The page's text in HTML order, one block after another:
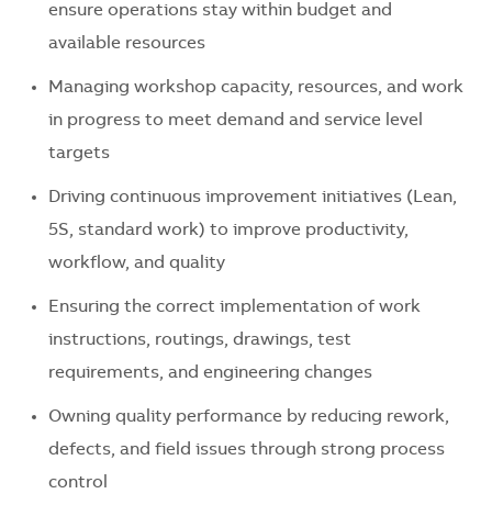
ensure operations stay within budget and
available resources
Managing workshop capacity, resources, and work
in progress to meet demand and service level
targets
Driving continuous improvement initiatives (Lean,
5S, standard work) to improve productivity,
workflow, and quality
Ensuring the correct implementation of work
instructions, routings, drawings, test
requirements, and engineering changes
Owning quality performance by reducing rework,
defects, and field issues through strong process
control